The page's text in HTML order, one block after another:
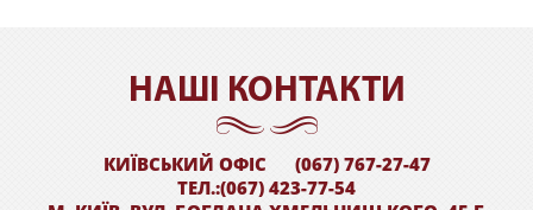
НАШI КОНТАКТИ
КИЇВСЬКИЙ ОФІС
(067) 767-27-47
ТЕЛ.:(067) 423-77-54